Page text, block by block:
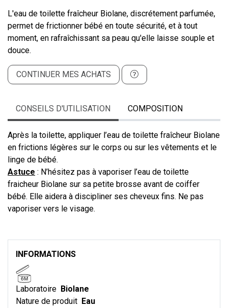
L'eau de toilette fraîcheur Biolane, discrétement parfumée,
permet de frictionner bébé en toute sécurité, et à tout
moment, en rafraîchissant sa peau qu'elle laisse souple et
douce.
CONTINUER MES ACHATS
CONSEILS D'UTILISATION COMPOSITION
Après la toilette, appliquer l’eau de toilette fraîcheur Biolane
en frictions légères sur le corps ou sur les vêtements et le
linge de bébé.
Astuce : N’hésitez pas à vaporiser l’eau de toilette
fraicheur Biolane sur sa petite brosse avant de coiffer
bébé. Elle aidera à discipliner ses cheveux fins. Ne pas
vaporiser vers le visage.
INFORMATIONS
6M
Laboratoire Biolane
Nature de produit Eau